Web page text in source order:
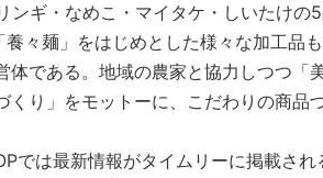
ンギ・なめこ・マイタケ・しいたけの
々麺」をはじめとした様々な加工品
である。地域の農家と協力しつつ「
くり」をモットーに、こだわりの商品
では最新情報がタイムリーに掲載され